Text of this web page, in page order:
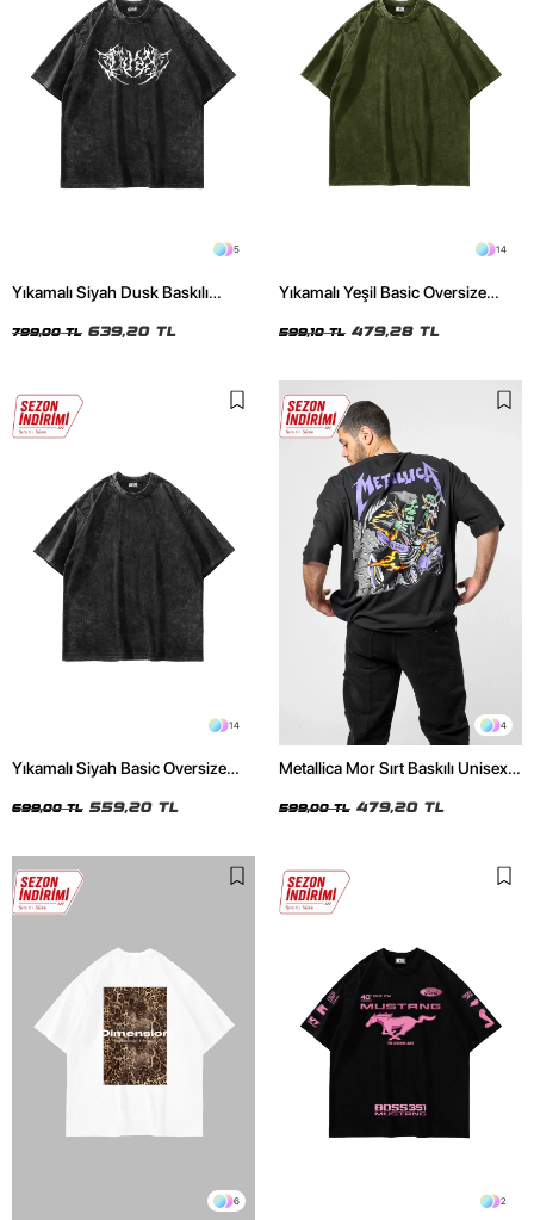
5
Yıkamalı Siyah Dusk Baskılı
799,00 TL 639,20 TL
14
Yıkamalı Yeşil Basic Oversize
599,10 TL 479,28 TL
14
Yıkamalı Siyah Basic Oversize
699,00 TL 559,20 TL
4
Metallica Mor Sırt Baskılı Unisex
599,00 TL 479,20 TL
6 2